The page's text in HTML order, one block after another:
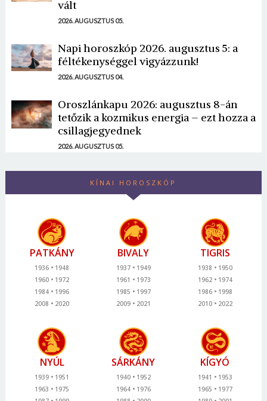
vált
2026. AUGUSZTUS 05.
Napi horoszkóp 2026. augusztus 5: a
féltékenységgel vigyázzunk!
2026. AUGUSZTUS 04.
Oroszlánkapu 2026: augusztus 8-án
tetőzik a kozmikus energia – ezt hozza a
csillagjegyednek
2026. AUGUSZTUS 05.
KÍNAI HOROSZKÓP
PATKÁNY
1936
1948
1960
1972
1984
1996
2008
2020
BIVALY
1937
1949
1961
1973
1985
1997
2009
2021
TIGRIS
1938
1950
1962
1974
1986
1998
2010
2022
NYÚL
1939
1951
1963
1975
SÁRKÁNY
1940
1952
1964
1976
KÍGYÓ
1941
1953
1965
1977